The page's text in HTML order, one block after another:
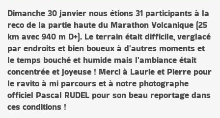
Dimanche 30 janvier nous étions 31 participants à la
reco de la partie haute du Marathon Volcanique (25
km avec 940 m D+). Le terrain était difficile, verglacé
par endroits et bien boueux à d'autres moments et
le temps bouché et humide mais l'ambiance était
concentrée et joyeuse ! Merci à Laurie et Pierre pour
le ravito à mi parcours et à notre photographe
officiel Pascal RUDEL pour son beau reportage dans
ces conditions !